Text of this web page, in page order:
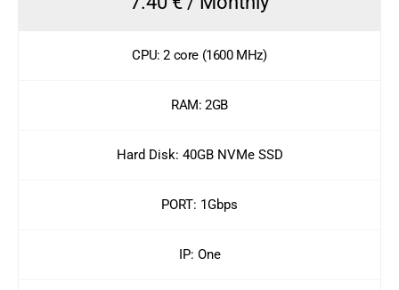
CPU: 2 core (1600 MHz)
RAM: 2GB
Hard Disk: 40GB NVMe SSD
PORT: 1Gbps
IP: One